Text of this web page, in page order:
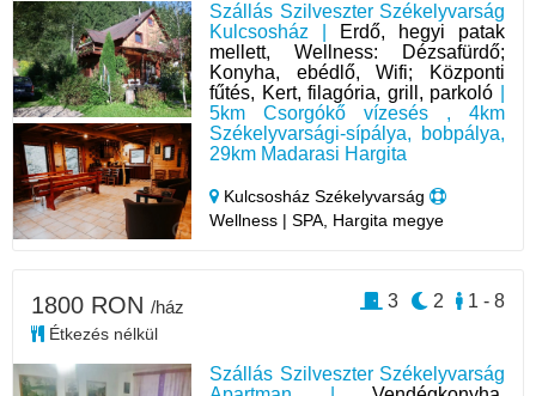
Szállás Szilveszter Székelyvarság
Kulcsosház |
Erdő, hegyi patak
mellett, Wellness: Dézsafürdő;
Konyha, ebédlő, Wifi; Központi
fűtés, Kert, filagória, grill, parkoló
5km Csorgókő vízesés , 4km
Székelyvarsági-sípálya, bobpálya,
29km Madarasi Hargita
Kulcsosház Székelyvarság
Wellness | SPA, Hargita megye
Szállás Szilveszter Székelyvarság
1800 RON /ház
Étkezés nélkül
1 - 8
2
3